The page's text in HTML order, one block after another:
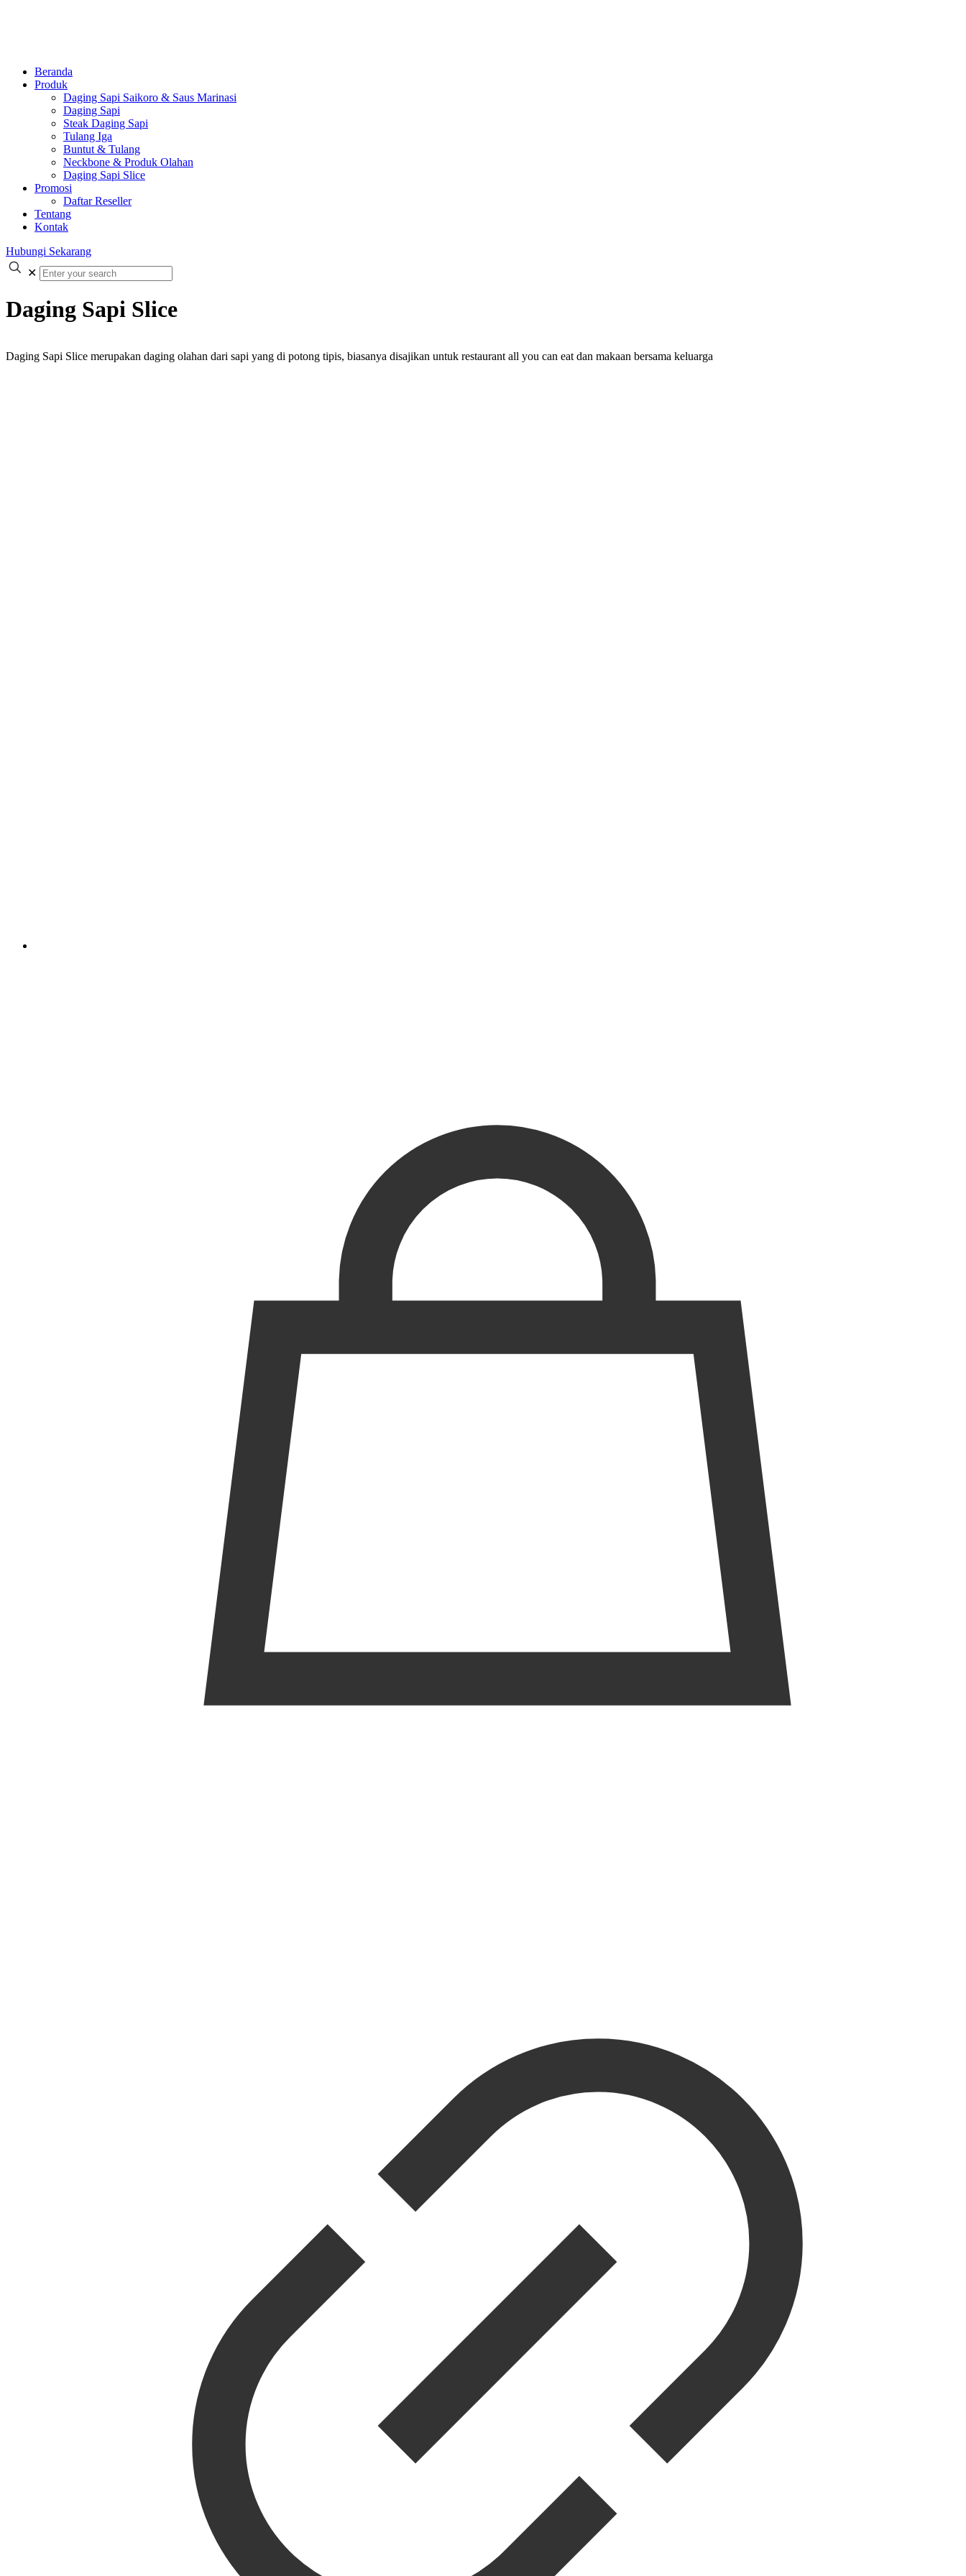
Beranda
Produk
Daging Sapi Saikoro & Saus Marinasi
Daging Sapi
Steak Daging Sapi
Tulang Iga
Buntut & Tulang
Neckbone & Produk Olahan
Daging Sapi Slice
Promosi
Daftar Reseller
Tentang
Kontak
Hubungi Sekarang
✕
Daging Sapi Slice
Daging Sapi Slice merupakan daging olahan dari sapi yang di potong tipis, biasanya disajikan untuk restaurant all you can eat dan makaan bersama keluarga